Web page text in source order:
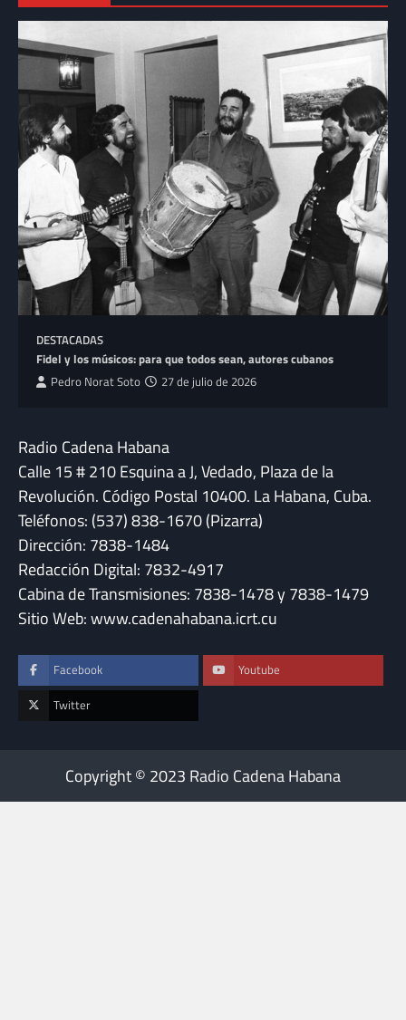
DESTACADAS
Fidel y los músicos: para que todos sean, autores cubanos
Pedro Norat Soto 27 de julio de 2026
Radio Cadena Habana
Calle 15 # 210 Esquina a J, Vedado, Plaza de la
Revolución. Código Postal 10400. La Habana, Cuba.
Teléfonos: (537) 838-1670 (Pizarra)
Dirección: 7838-1484
Redacción Digital: 7832-4917
Cabina de Transmisiones: 7838-1478 y 7838-1479
Sitio Web: www.cadenahabana.icrt.cu
Facebook Youtube
Twitter